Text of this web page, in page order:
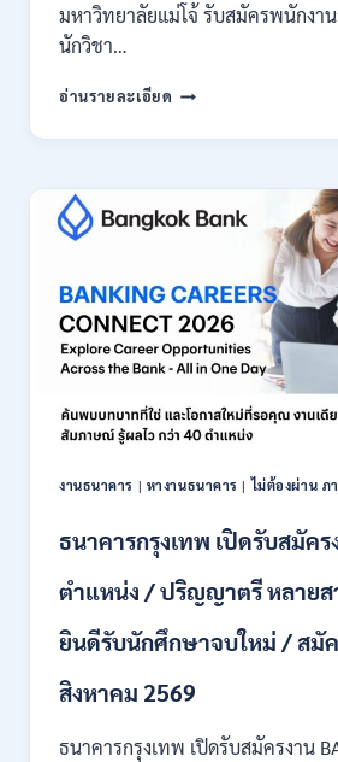
มหาวิทยาลัยแม่โจ้ รับสมัครพนักงา
นักวิชา…
อ่านรายละเอียด มหาวิทยาลัย
โจ้
เปิด
รับ
สมัคร
ปริญญา
ตรี
ทุก
สาขา
/
ไม่
ต้อง
กพ.
เงิน
18,150
สมัคร
–
งานธนาคาร | หางานธนาคาร |ไม่ต้องผ่าน ภ
ธนาคารกรุงเทพ เปิดรับสมัคร
ตำแหน่ง / ปริญญาตรี หลาย
ยินดีรับนักศึกษาจบใหม่ / สมัค
สิงหาคม 2569
ธนาคารกรุงเทพ เปิดรับสมัครงาน